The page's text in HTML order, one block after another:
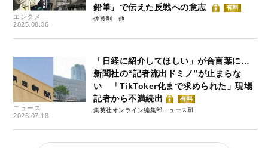
エンタメ
2025.08.06
鉛筆』で伝えた反戦への意志
有料
佐藤剛
ニュース
2026.07.18
「日経に紹介してほしい」が合言葉に…
新聞社の“記者流出ドミノ”が止まらな
い 「TikToker化まで求められた」現場
記者から不満続出
有料
集英社オンライン編集部ニュース班